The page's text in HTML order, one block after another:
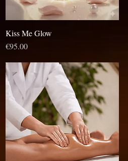
Aperçu rapide
Kiss Me Glow
Prix
€95.00